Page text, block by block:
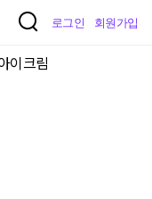
로그인 회원가입